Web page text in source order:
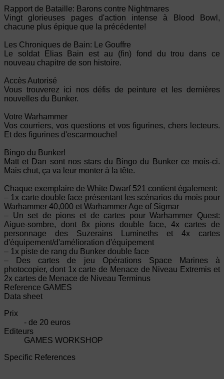
Rapport de Bataille: Barons contre Nightmares
Vingt glorieuses pages d'action intense à Blood Bowl,
chacune plus épique que la précédente!
Les Chroniques de Bain: Le Gouffre
Le soldat Elias Bain est au (fin) fond du trou dans ce
nouveau chapitre de son histoire.
Accès Autorisé
Vous trouverez ici nos défis de peinture et les dernières
nouvelles du Bunker.
Votre Warhammer
Vos courriers, vos questions et vos figurines, chers lecteurs.
Et des figurines d'escarmouche!
Bingo du Bunker!
Matt et Dan sont nos stars du Bingo du Bunker ce mois-ci.
Mais chut, ça va leur monter à la tête.
Chaque exemplaire de White Dwarf 521 contient également:
– 1x carte double face présentant les scénarios du mois pour
Warhammer 40,000 et Warhammer Age of Sigmar
– Un set de pions et de cartes pour Warhammer Quest:
Aigue-sombre, dont 8x pions double face, 4x cartes de
personnage des Suzerains Lumineths et 4x cartes
d'équipement/d'amélioration d'équipement
– 1x piste de rang du Bunker double face
– Des cartes de jeu Opérations Space Marines à
photocopier, dont 1x carte de Menace de Niveau Extremis et
2x cartes de Menace de Niveau Terminus
Reference GAMES
Data sheet
Prix
- de 20 euros
Editeurs
GAMES WORKSHOP
Specific References